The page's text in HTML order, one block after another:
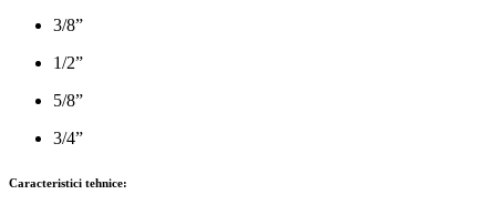
3/8”
1/2”
5/8”
3/4”
Caracteristici tehnice: